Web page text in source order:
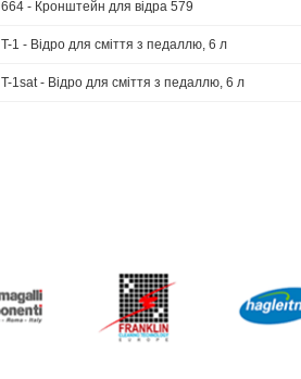
664 - Кронштейн для відра 579
T-1 - Відро для сміття з педаллю, 6 л
T-1sat - Відро для сміття з педаллю, 6 л